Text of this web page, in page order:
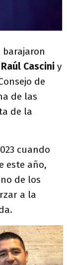
barajaron
Cascini y
de
de las
de la
cuando
este año,
de los
a la